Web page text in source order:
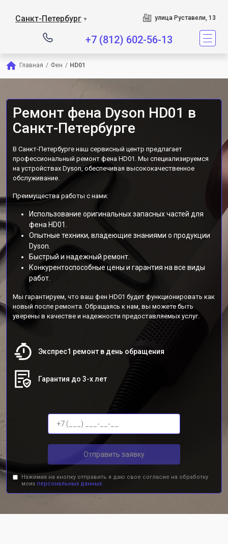
Санкт-Петербург ▼ улица Руставели, 13
+7 (812) 602-56-13
Главная / Фен / HD01
Ремонт фена Dyson HD01 в
Санкт-Петербурге
В Санкт-Петербурге наш сервисный центр предлагает
профессиональный ремонт фена HD01. Мы специализируемся
на устройствах Dyson, обеспечивая высококачественное
обслуживание.
Преимущества работы с нами:
Использование оригинальных запасных частей для
фена HD01.
Опытные техники, владеющие знаниями о продукции
Dyson.
Быстрый и надежный ремонт.
Конкурентоспособные цены и гарантия на все виды
работ.
Мы гарантируем, что ваш фен HD01 будет функционировать как
новый после ремонта. Обращаясь к нам, вы можете быть
уверены в качестве и надежности предоставляемых услуг.
Экспрес1 ремонт в день обращения
Гарантия до 3-х лет
Отправить заявку
Нажимая на кнопку отправить я даю свое согласие на обработку
моих персональных данных.